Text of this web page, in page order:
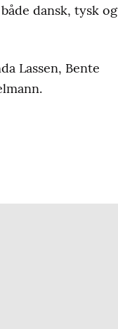
dansk, tysk og
Lassen, Bente